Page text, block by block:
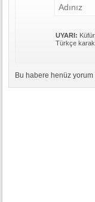
UYARI:
Türkçe
Bu habere henüz